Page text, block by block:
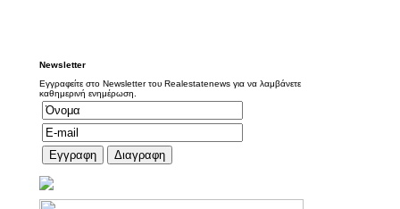
Newsletter
Εγγραφείτε στο Newsletter του Realestatenews για να λαμβάνετε
καθημερινή ενημέρωση.